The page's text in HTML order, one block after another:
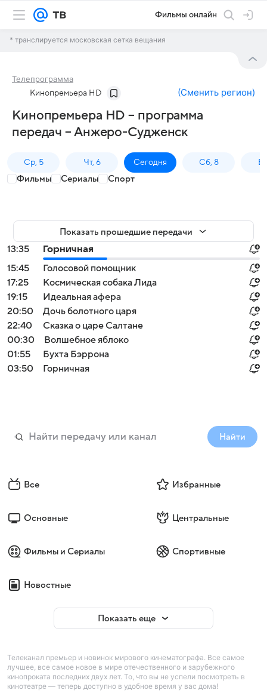
Фильмы онлайн
* транслируется московская сетка вещания
Телепрограмма
Кинопремьера HD (Сменить регион)
Кинопремьера HD – программа
передач – Анжеро-Судженск
Ср, 5 Чт, 6 Сегодня Сб, 8
Фильмы Сериалы Спорт
Показать прошедшие передачи
13:35
Горничная
15:45
Голосовой помощник
17:25
Космическая собака Лида
19:15
Идеальная афера
20:50
Дочь болотного царя
22:40
Сказка о царе Салтане
00:30
Волшебное яблоко
01:55
Бухта Бэррона
03:50
Горничная
Найти
Все Избранные
Основные Центральные
Фильмы и Сериалы Спортивные
Новостные
Показать еще
Телеканал премьер и новинок мирового кинематографа. Все самое
лучшее, все самое новое в мире отечественного и зарубежного
кинопроката последних двух лет. То, что вы не успели посмотреть в
кинотеатре — теперь доступно в удобное время у вас дома!